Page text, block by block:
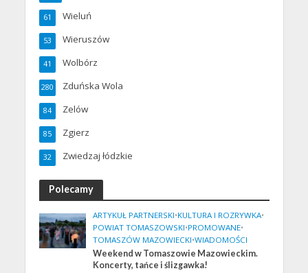
Wieluń
61
Wieruszów
53
Wolbórz
41
Zduńska Wola
280
Zelów
84
Zgierz
85
Zwiedzaj łódzkie
32
Polecamy
ARTYKUŁ PARTNERSKI•KULTURA I ROZRYWKA•
POWIAT TOMASZOWSKI•PROMOWANE•
TOMASZÓW MAZOWIECKI•WIADOMOŚCI
Weekend w Tomaszowie Mazowieckim.
Koncerty, tańce i ślizgawka!